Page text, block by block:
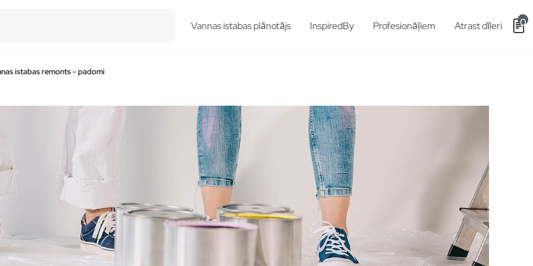
Vannas istabas plānotājs InspiredBy Profesionāļiem Atrast dīleri 0
istabas remonts - padomi